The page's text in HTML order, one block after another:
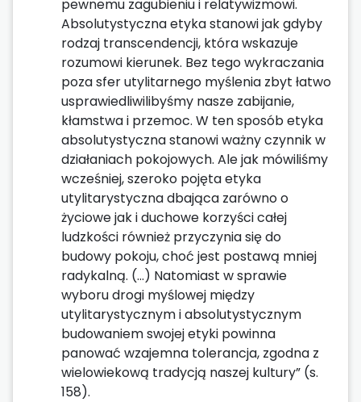
pewnemu zagubieniu i relatywizmowi.
Absolutystyczna etyka stanowi jak gdyby
rodzaj transcendencji, która wskazuje
rozumowi kierunek. Bez tego wykraczania
poza sfer utylitarnego myślenia zbyt łatwo
usprawiedliwilibyśmy nasze zabijanie,
kłamstwa i przemoc. W ten sposób etyka
absolutystyczna stanowi ważny czynnik w
działaniach pokojowych. Ale jak mówiliśmy
wcześniej, szeroko pojęta etyka
utylitarystyczna dbająca zarówno o
życiowe jak i duchowe korzyści całej
ludzkości również przyczynia się do
budowy pokoju, choć jest postawą mniej
radykalną. (…) Natomiast w sprawie
wyboru drogi myślowej między
utylitarystycznym i absolutystycznym
budowaniem swojej etyki powinna
panować wzajemna tolerancja, zgodna z
wielowiekową tradycją naszej kultury” (s.
158).